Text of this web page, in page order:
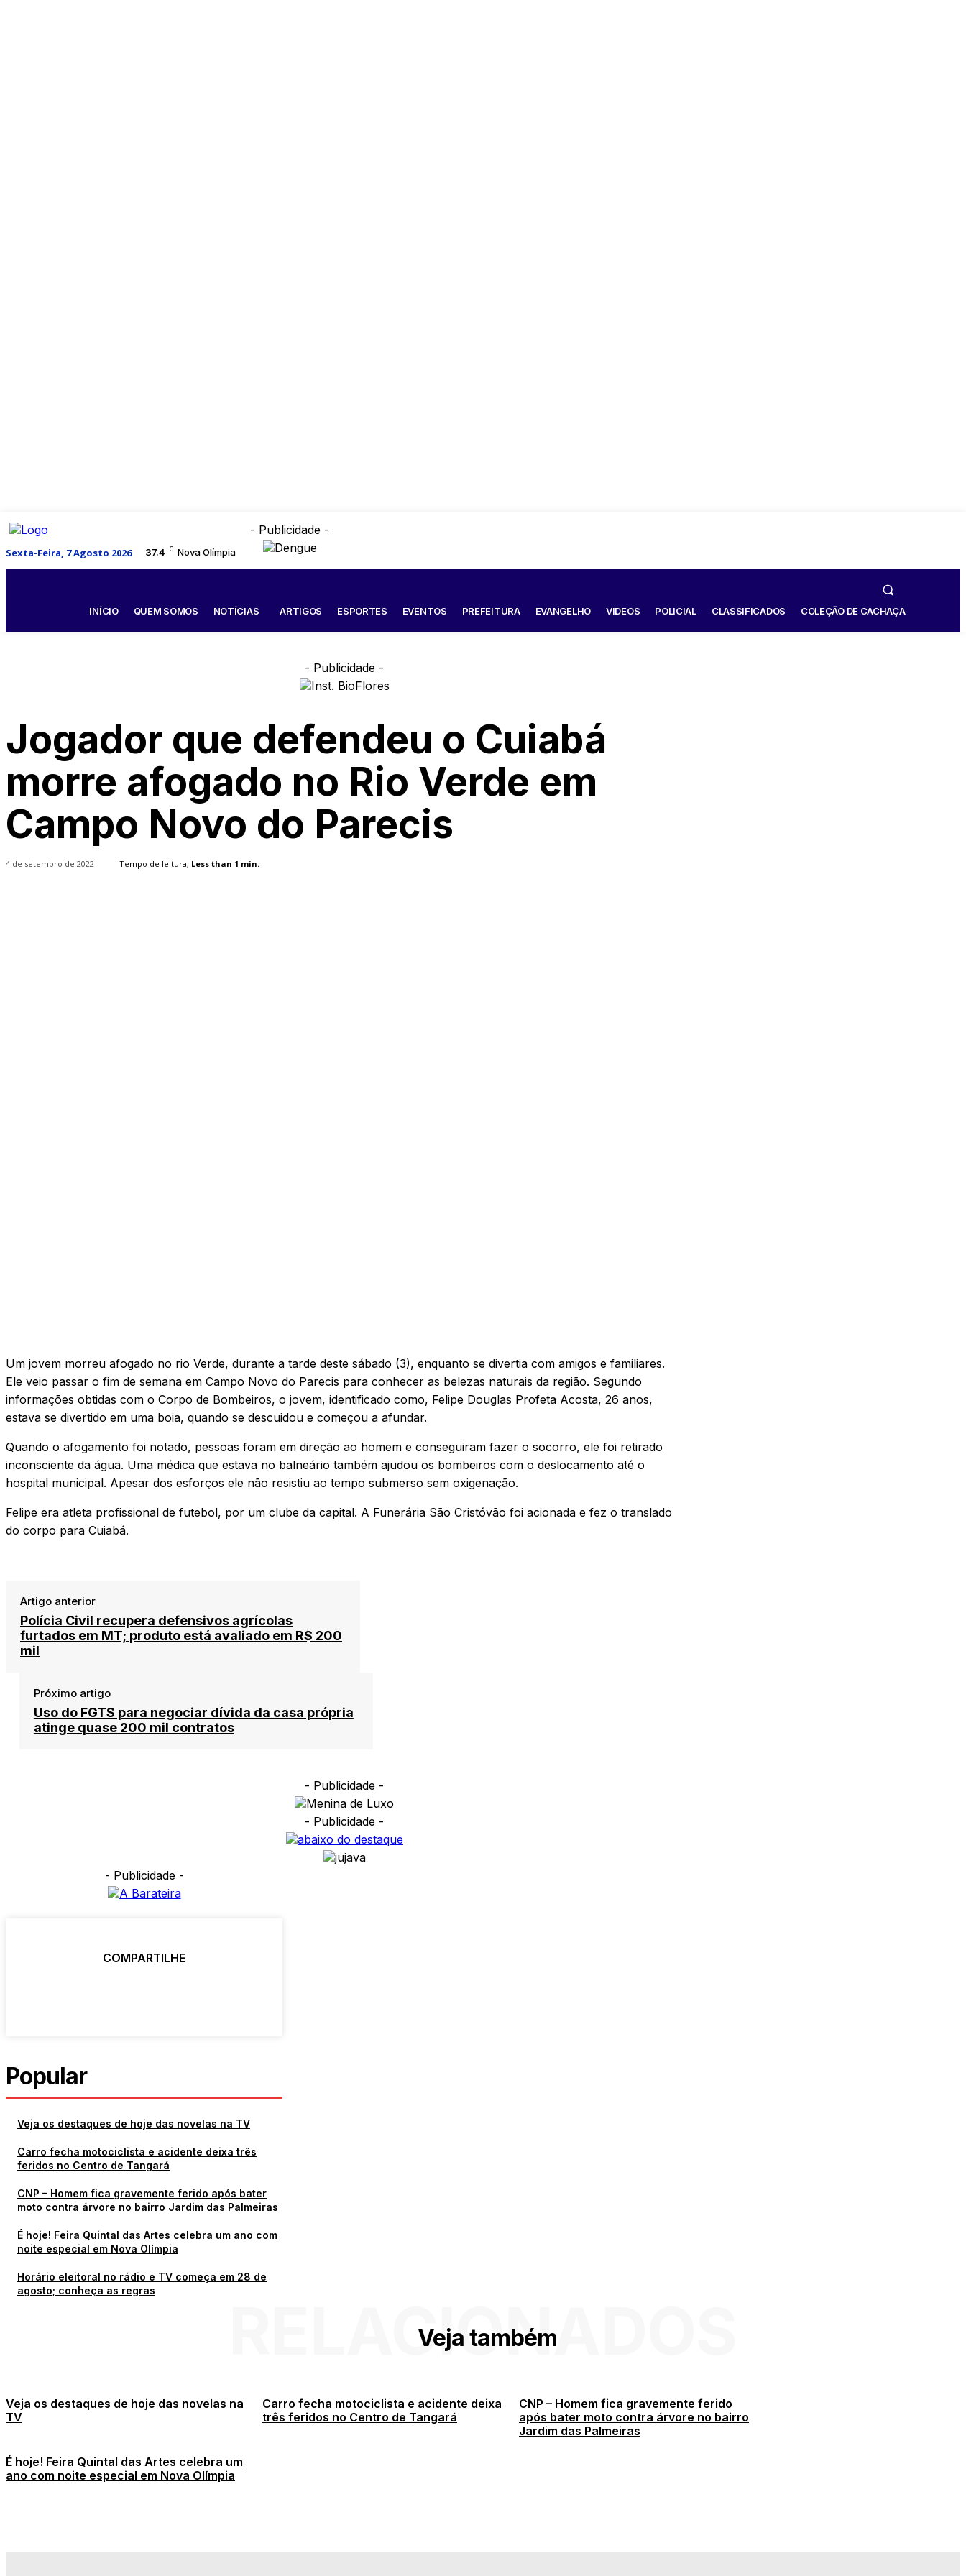
Sexta-Feira, 7 Agosto 2026 37.4 C Nova Olímpia
- Publicidade -
INÍCIO QUEM SOMOS NOTÍCIAS ARTIGOS ESPORTES EVENTOS PREFEITURA EVANGELHO VIDEOS POLICIAL CLASSIFICADOS COLEÇÃO DE CACHAÇA
- Publicidade -
Jogador que defendeu o Cuiabá
morre afogado no Rio Verde em
Campo Novo do Parecis
4 de setembro de 2022 Tempo de leitura, Less than 1 min.
Um jovem morreu afogado no rio Verde, durante a tarde deste sábado (3), enquanto se divertia com amigos e familiares.
Ele veio passar o fim de semana em Campo Novo do Parecis para conhecer as belezas naturais da região. Segundo
informações obtidas com o Corpo de Bombeiros, o jovem, identificado como, Felipe Douglas Profeta Acosta, 26 anos,
estava se divertido em uma boia, quando se descuidou e começou a afundar.
Quando o afogamento foi notado, pessoas foram em direção ao homem e conseguiram fazer o socorro, ele foi retirado
inconsciente da água. Uma médica que estava no balneário também ajudou os bombeiros com o deslocamento até o
hospital municipal. Apesar dos esforços ele não resistiu ao tempo submerso sem oxigenação.
Felipe era atleta profissional de futebol, por um clube da capital. A Funerária São Cristóvão foi acionada e fez o translado
do corpo para Cuiabá.
Artigo anterior
Polícia Civil recupera defensivos agrícolas
furtados em MT; produto está avaliado em R$ 200
mil
Próximo artigo
Uso do FGTS para negociar dívida da casa própria
atinge quase 200 mil contratos
- Publicidade -
- Publicidade -
- Publicidade -
COMPARTILHE
Popular
Veja os destaques de hoje das novelas na TV
Carro fecha motociclista e acidente deixa três
feridos no Centro de Tangará
CNP – Homem fica gravemente ferido após bater
moto contra árvore no bairro Jardim das Palmeiras
É hoje! Feira Quintal das Artes celebra um ano com
noite especial em Nova Olímpia
Horário eleitoral no rádio e TV começa em 28 de
agosto; conheça as regras
Veja também
RELACIONADOS
Veja os destaques de hoje das novelas na
TV
Carro fecha motociclista e acidente deixa
três feridos no Centro de Tangará
CNP – Homem fica gravemente ferido
após bater moto contra árvore no bairro
Jardim das Palmeiras
É hoje! Feira Quintal das Artes celebra um
ano com noite especial em Nova Olímpia